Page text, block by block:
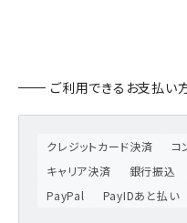
ご利用できるお支払い
クレジットカード決済
コ
キャリア決済
銀行振込
PayPal
PayIDあと払い